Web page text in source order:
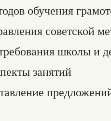
обучения
советской
школы и
занятий